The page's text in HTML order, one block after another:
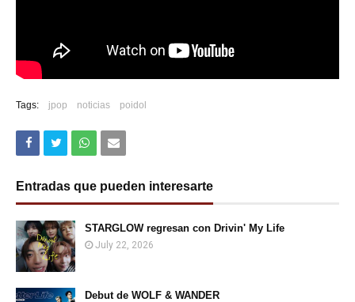
Tags: jpop noticias poidol
Entradas que pueden interesarte
STARGLOW regresan con Drivin' My Life
July 22, 2026
Debut de WOLF & WANDER